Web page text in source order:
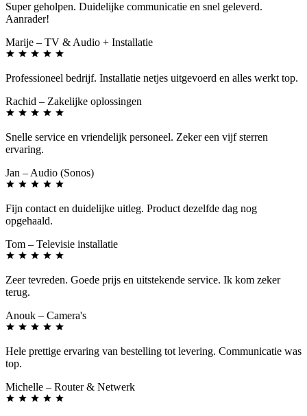
Super geholpen. Duidelijke communicatie en snel geleverd.
Aanrader!
Marije – TV & Audio + Installatie
Professioneel bedrijf. Installatie netjes uitgevoerd en alles werkt top.
Rachid – Zakelijke oplossingen
Snelle service en vriendelijk personeel. Zeker een vijf sterren
ervaring.
Jan – Audio (Sonos)
Fijn contact en duidelijke uitleg. Product dezelfde dag nog
opgehaald.
Tom – Televisie installatie
Zeer tevreden. Goede prijs en uitstekende service. Ik kom zeker
terug.
Anouk – Camera's
Hele prettige ervaring van bestelling tot levering. Communicatie was
top.
Michelle – Router & Netwerk